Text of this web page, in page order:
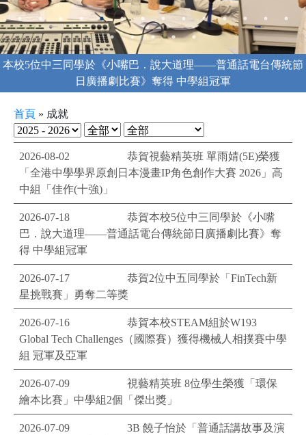
本校5位中三同學於《小嘴巴．說大道理——普通話電台傳統節
日廣播劇比賽》奪得 中學組冠軍
首頁 » 成就
2026-08-02
恭賀視藝精英班 單雨婧(5E)榮獲
「全港中學學界原創日本漫畫IP角色創作大賽 2026」高
中組「佳作(十強)」
2026-07-18
恭賀本校5位中三同學於《小嘴
巴．說大道理——普通話電台傳統節日廣播劇比賽》奪
得 中學組冠軍
2026-07-17
恭賀2位中五同學於「FinTech新
星挑戰賽」勇奪二等獎
2026-07-16
恭賀本校STEAM組於W193
Global Tech Challenges（國際賽）獲得機械人相撲賽中學
組 冠軍及亞軍
2026-07-09
視藝精英班 8位學生榮獲「環保
繪本比賽」中學組2個「傑出獎」
2026-07-09
3B 饒子怡於「普通話講故事及演